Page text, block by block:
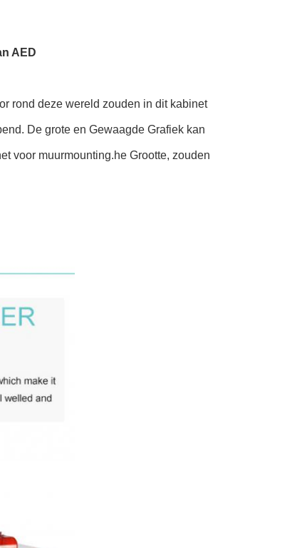
AED
rond deze wereld zouden in dit kabinet
De grote en Gewaagde Grafiek kan
voor muurmounting.he Grootte, zouden